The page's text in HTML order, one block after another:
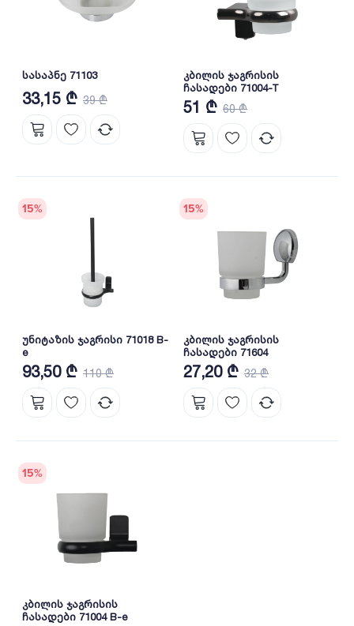
სასაპნე 71103
33,15 ₾ 39 ₾
კბილის ჯაგრისის
ჩასადები 71004-T
51 ₾ 60 ₾
15%
უნიტაზის ჯაგრისი 71018 B-
e
93,50 ₾ 110 ₾
15%
კბილის ჯაგრისის
ჩასადები 71604
27,20 ₾ 32 ₾
15%
კბილის ჯაგრისის
ჩასადები 71004 B-e